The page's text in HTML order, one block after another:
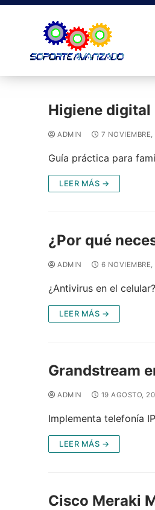
Higiene digital
ADMIN 7
Guía práctica para
LEER MÁS →
¿Por qué
ADMIN 6
¿Antivirus en el
LEER MÁS →
Grandstream
ADMIN 19 AGOSTO,
Implementa telefonía
LEER MÁS →
Cisco Meraki